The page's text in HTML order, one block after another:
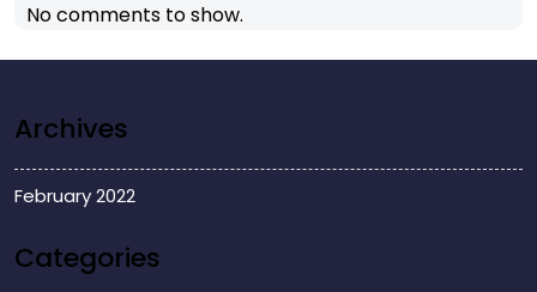
No comments to show.
Archives
February 2022
Categories